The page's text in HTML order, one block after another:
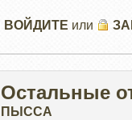
ВОЙДИТЕ или
Остальные
ПЫССА